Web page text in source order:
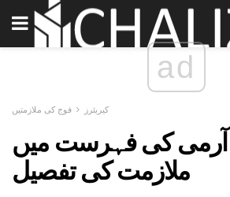
ad
کیریئرز فوج کی ملازمتیں
آرمی کی فہرست میں
ملازمت کی تفصیل